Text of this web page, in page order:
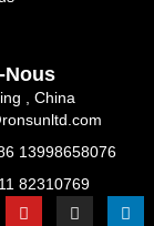
Nous
, China
13998658076
82310769
Y
o
I
n
L
i